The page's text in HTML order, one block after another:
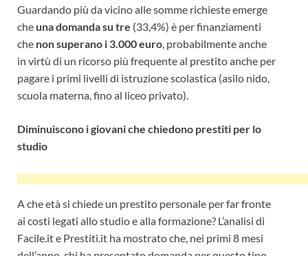
Guardando più da vicino alle somme richieste emerge
che una domanda su tre (33,4%) è per finanziamenti
che non superano i 3.000 euro, probabilmente anche
in virtù di un ricorso più frequente al prestito anche per
pagare i primi livelli di istruzione scolastica (asilo nido,
scuola materna, fino al liceo privato).
Diminuiscono i giovani che chiedono prestiti per lo
studio
A che età si chiede un prestito personale per far fronte
ai costi legati allo studio e alla formazione? L’analisi di
Facile.it e Prestiti.it ha mostrato che, nei primi 8 mesi